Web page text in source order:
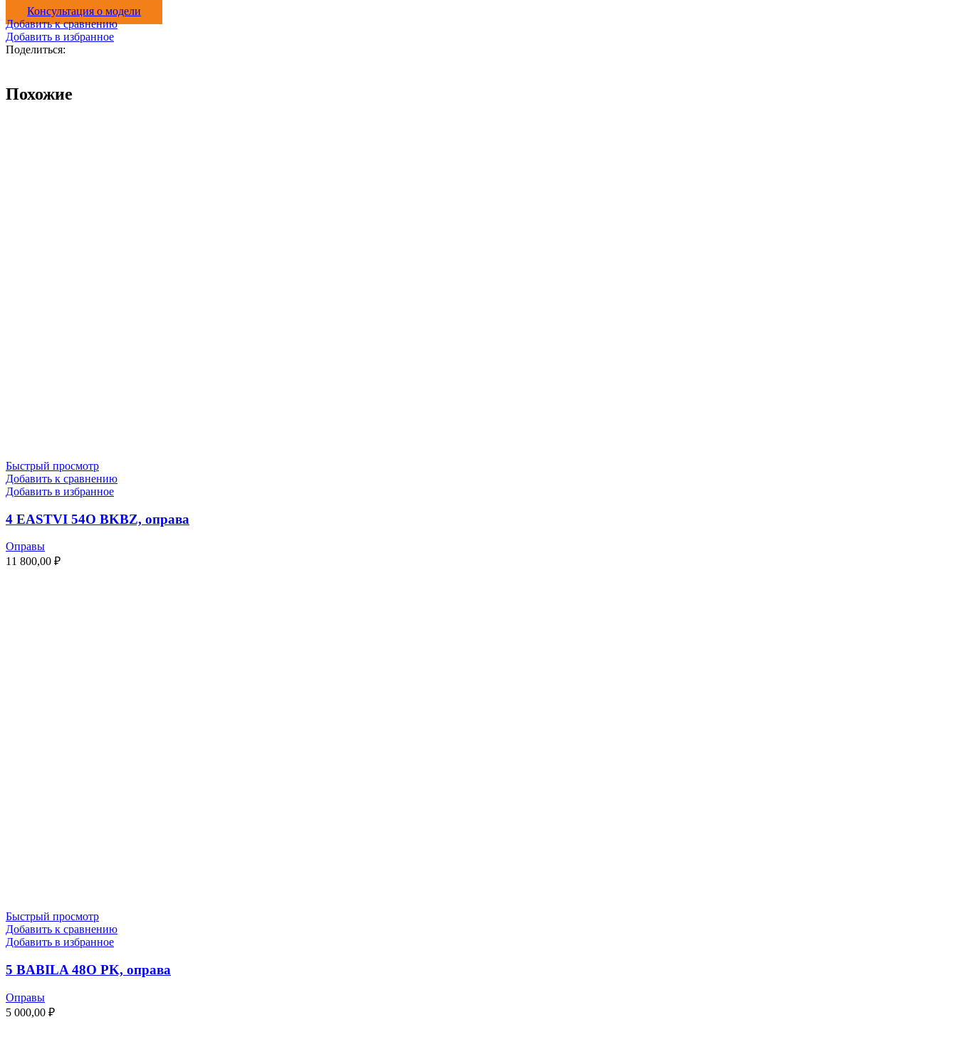
Консультация о модели
Добавить к сравнению
Добавить в избранное
Поделиться:
Похожие
Быстрый просмотр
Добавить к сравнению
Добавить в избранное
4 EASTVI 54O BKBZ, оправа
Оправы
11 800,00 ₽
Быстрый просмотр
Добавить к сравнению
Добавить в избранное
5 BABILA 48O PK, оправа
Оправы
5 000,00 ₽